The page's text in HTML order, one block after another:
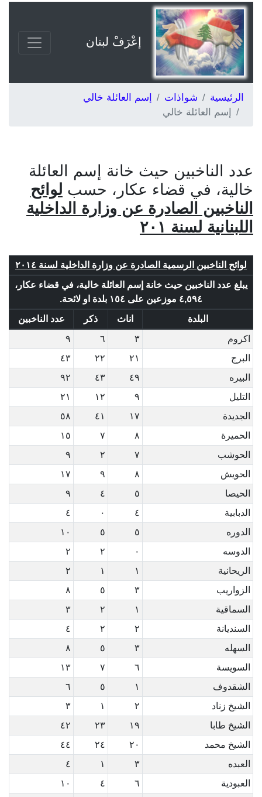
إعْرَفْ لبنان
الرئيسية شواذات
إسم العائلة خالي
إسم العائلة خالي
عدد الناخبين حيث خانة إسم العائلة
خالية، في قضاء عكار، حسب لوائح
الناخبين الصادرة عن وزارة الداخلية
اللبنانية لسنة ٢٠١
لوائح الناخبين الرسمية الصادرة عن وزارة الداخلية لسنة ٢٠١٤
يبلغ عدد الناخبين حيث خانة إسم العائلة خالية، في قضاء عكار،
٤,٥٩٤ موزعين على ١٥٤ بلدة او لائحة.
البلدة
اناث ذكر
عدد الناخبين
اكروم
٣ ٦
٩
البرج
٢١ ٢٢
٤٣
البيره
٤٩ ٤٣
٩٢
التليل
٩ ١٢
٢١
الجديدة
١٧ ٤١
٥٨
الحميرة
٨ ٧
١٥
الحوشب
٧ ٢
٩
الحويش
٨ ٩
١٧
الحيصا
٥ ٤
٩
الدبابية
٤ ٠
٤
الدوره
٥ ٥
١٠
الدوسه
٠ ٢
٢
الريحانية
١ ١
٢
الزواريب
٣ ٥
٨
السماقية
١ ٢
٣
السنديانة
٢ ٢
٤
السهله
٣ ٥
٨
السويسة
٦ ٧
١٣
الشقدوف
١ ٥
٦
الشيخ زناد
٢ ١
٣
الشيخ طابا
١٩ ٢٣
٤٢
الشيخ محمد
٢٠ ٢٤
٤٤
العبده
٣ ١
٤
العبودية
٦ ٤
١٠